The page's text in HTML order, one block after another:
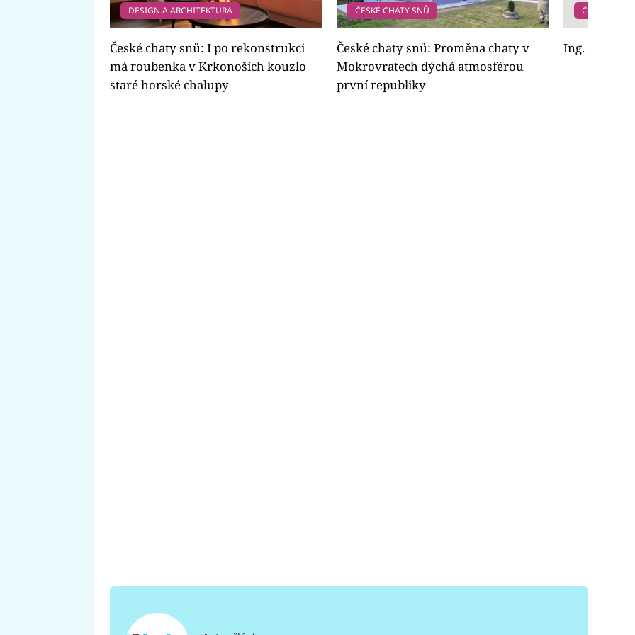
DESIGN A ARCHITEKTURA
České chaty snů: I po rekonstrukci
má roubenka v Krkonoších kouzlo
staré horské chalupy
ČESKÉ CHATY SNŮ
České chaty snů: Proměna chaty v
Mokrovratech dýchá atmosférou
první republiky
ČESKÉ CHATY
Ing. arch.